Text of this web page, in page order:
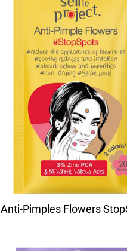
Anti-Pimples Flowers